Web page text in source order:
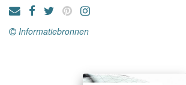
Informatiebronnen